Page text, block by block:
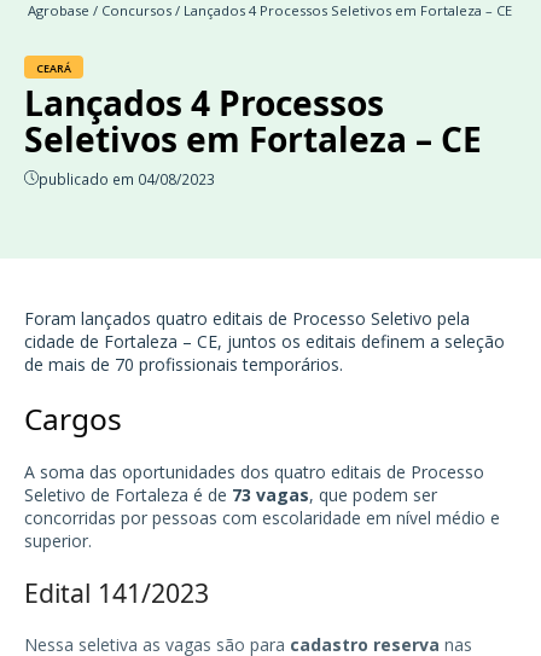
Agrobase / Concursos / Lançados 4 Processos Seletivos em Fortaleza – CE
CEARÁ
Lançados 4 Processos
Seletivos em Fortaleza – CE
publicado em 04/08/2023
Foram lançados quatro editais de Processo Seletivo pela
cidade de Fortaleza – CE, juntos os editais definem a seleção
de mais de 70 profissionais temporários.
Cargos
A soma das oportunidades dos quatro editais de Processo
Seletivo de Fortaleza é de 73 vagas, que podem ser
concorridas por pessoas com escolaridade em nível médio e
superior.
Edital 141/2023
Nessa seletiva as vagas são para cadastro reserva nas